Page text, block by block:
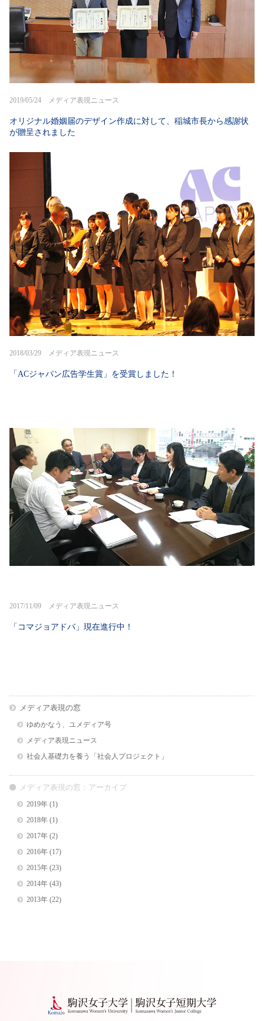
2019/05/24 メディア表現ニュース
オリジナル婚姻届のデザイン作成に対して、稲城市長から感謝状
が贈呈されました
2018/03/29 メディア表現ニュース
「ACジャパン広告学生賞」を受賞しました！
2017/11/09 メディア表現ニュース
「コマジョアドバ」現在進行中！
メディア表現の窓
ゆめかなう、ユメディア号
メディア表現ニュース
社会人基礎力を養う「社会人プロジェクト」
メディア表現の窓：アーカイブ
2019年(1)
2018年(1)
2017年(2)
2016年(17)
2015年(23)
2014年(43)
2013年(22)